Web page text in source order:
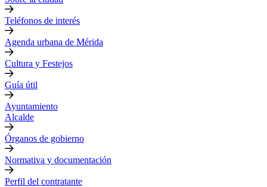
Teléfonos de interés
Agenda urbana de Mérida
Cultura y Festejos
Guía útil
Ayuntamiento
Alcalde
Órganos de gobierno
Normativa y documentación
Perfil del contratante